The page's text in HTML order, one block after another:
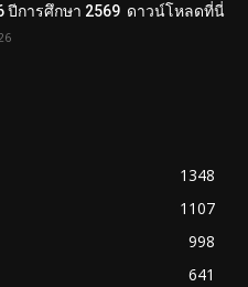
ปีการศึกษา 2569 ดาวน์โหลดที่นี่
1348
1107
998
641